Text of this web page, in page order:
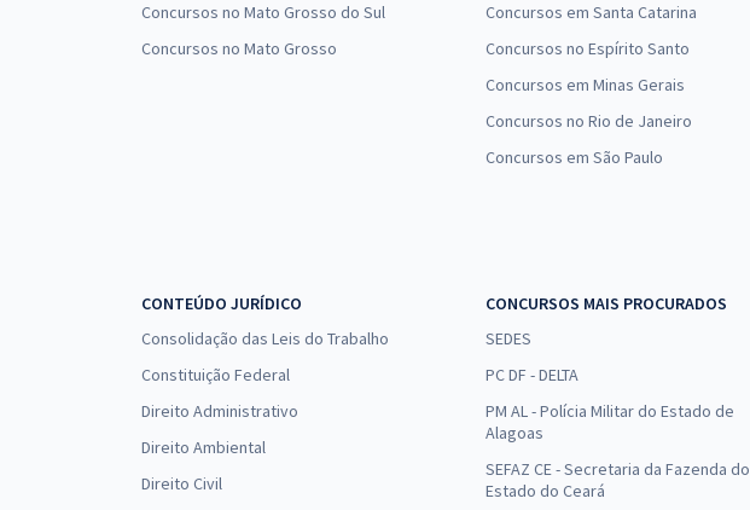
Concursos no Mato Grosso do Sul
Concursos no Mato Grosso
Concursos em Santa Catarina
Concursos no Espírito Santo
Concursos em Minas Gerais
Concursos no Rio de Janeiro
Concursos em São Paulo
CONTEÚDO JURÍDICO
Consolidação das Leis do Trabalho
Constituição Federal
Direito Administrativo
Direito Ambiental
Direito Civil
CONCURSOS MAIS PROCURADOS
SEDES
PC DF - DELTA
PM AL - Polícia Militar do Estado de
Alagoas
SEFAZ CE - Secretaria da Fazenda do
Estado do Ceará